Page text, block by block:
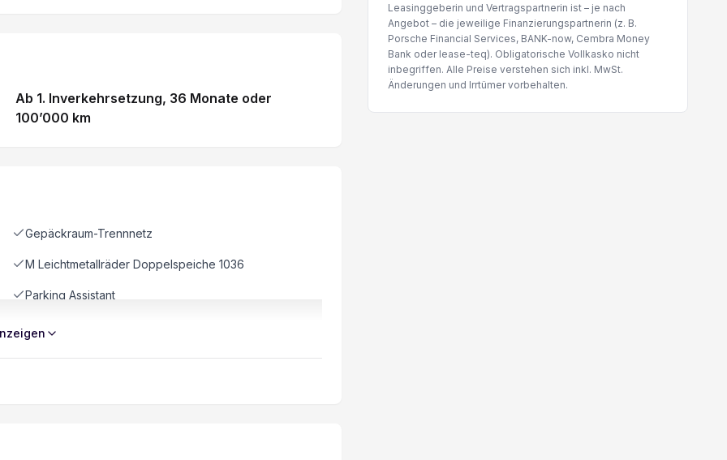
Ab 1. Inverkehrsetzung, 36 Monate oder
100’000 km
Gepäckraum-Trennnetz
M Leichtmetallräder Doppelspeiche 1036
Parking Assistant
Park Distance Control PDC vorn und hinten
Leasinggeberin und Vertragspartnerin ist – je nach
Angebot – die jeweilige Finanzierungspartnerin (z. B.
Porsche Financial Services, BANK-now, Cembra Money
Bank oder lease-teq). Obligatorische Vollkasko nicht
inbegriffen. Alle Preise verstehen sich inkl. MwSt.
Änderungen und Irrtümer vorbehalten.